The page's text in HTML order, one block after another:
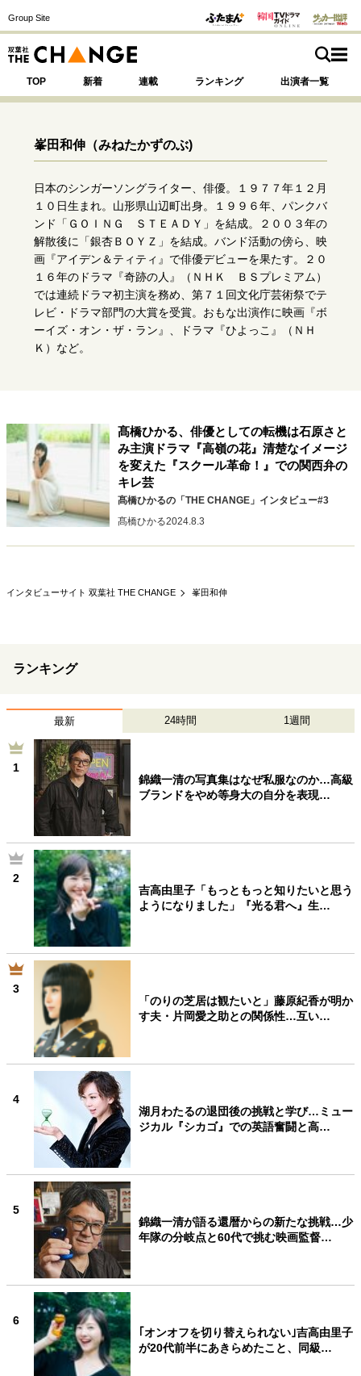
Group Site
TOP 新着 連載 ランキング 出演者一覧
SPECIAL 注目の記事テーマで探す
サイトの核・哲学
運命を変えた出会い 決断の裏側
挫折からの再起
未知への挑戦
プロフェッショナルの矜持
人生が動いた日 10代の挫折と原点
夢を掴む選択
経営・ビジネス
リーダーの流儀 変革の原動力
ライフスタイル・生き方
40代からの景色
パートナーとの歩み方
病が教えてくれたこと
移住という選択
熱狂できるもの
一生モノの愛用品
私を彩るエッセンス
70代のグランドデザイン
社会・カルチャー・マネー
地域とつながる/お金との付き合い方
峯田和伸 （みねたかずのぶ)
日本のシンガーソングライター、俳優。１９７７年１２月
１０日生まれ。山形県山辺町出身。１９９６年、パンクバ
ンド「ＧＯＩＮＧ ＳＴＥＡＤＹ」を結成。２００３年の
解散後に「銀杏ＢＯＹＺ」を結成。バンド活動の傍ら、映
画『アイデン＆ティティ』で俳優デビューを果たす。２０
１６年のドラマ『奇跡の人』（ＮＨＫ ＢＳプレミアム）
では連続ドラマ初主演を務め、第７１回文化庁芸術祭でテ
レビ・ドラマ部門の大賞を受賞。おもな出演作に映画『ボ
ーイズ・オン・ザ・ラン』、ドラマ『ひよっこ』（ＮＨ
Ｋ）など。
髙橋ひかる、俳優としての転機は石原さと
み主演ドラマ『高嶺の花』清楚なイメージ
を変えた『スクール革命！』での関西弁の
キレ芸
髙橋ひかるの「THE CHANGE」インタビュー#3
髙橋ひかる2024.8.3
インタビューサイト 双葉社 THE CHANGE 峯田和伸
ランキング
最新 24時間 1週間
1
錦織一清の写真集はなぜ私服なのか…高級
ブランドをやめ等身大の自分を表現…
2
吉高由里子「もっともっと知りたいと思う
ようになりました」『光る君へ』生…
3
「のりの芝居は観たいと」藤原紀香が明か
す夫・片岡愛之助との関係性…互い…
4
湖月わたるの退団後の挑戦と学び…ミュー
ジカル『シカゴ』での英語奮闘と高…
5
錦織一清が語る還暦からの新たな挑戦…少
年隊の分岐点と60代で挑む映画監督…
6
｢オンオフを切り替えられない｣吉高由里子
が20代前半にあきらめたこと、同級…